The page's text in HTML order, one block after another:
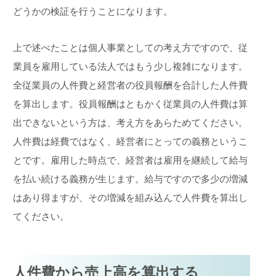
どうかの検証を行うことになります。
上で述べたことは個人事業としての考え方ですので、従
業員を雇用している法人ではもう少し複雑になります。
全従業員の人件費と経営者の役員報酬を合計した人件費
を算出します。役員報酬はともかく従業員の人件費は算
出できないという方は、考え方をあらためてください。
人件費は経費ではなく、経営者にとっての義務というこ
とです。雇用した時点で、経営者は雇用を継続して給与
を払い続ける義務が生じます。給与ですので多少の増減
はあり得ますが、その増減を組み込んで人件費を算出し
てください。
人件費から売上高を算出する